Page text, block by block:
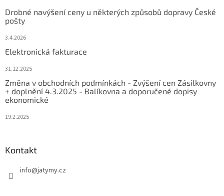
Drobné navýšení ceny u některých způsobů dopravy České
pošty
3.4.2026
Elektronická fakturace
31.12.2025
Změna v obchodních podmínkách - Zvýšení cen Zásilkovny
+ doplnění 4.3.2025 - Balíkovna a doporučené dopisy
ekonomické
19.2.2025
Kontakt
info@jatymy.cz